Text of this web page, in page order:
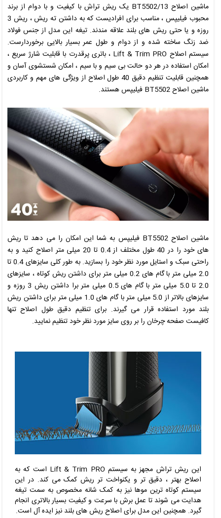
ماشین اصلاح BT5502/13 یک ریش تراش با کیفیت و با دوام از برند
محبوب فیلیپس
، مناسب برای افرادیست که به داشتن ته ریش ، ریش 3
روزه و یا حتی ریش های بلند علاقه مندند. تیغه این مدل از جنس فولاد
ضد زنگ ساخته شده و از دوام و طول عمر بسیار بالایی برخوردارست.
سیستم اصلاح Lift & Trim PRO ، باتری پرقدرت با قابلیت شارژ سریع ،
امکان استفاده در هر دو حالت بی سیم و با سیم ، امکان شستشوی آسان و
همچنین قابلیت تنظیم دقیق 40 طول اصلاح از ویژگی های مهم و کاربردی
ماشین اصلاحBT5502 فیلیپسهستند.
ماشین اصلاحBT5502 فیلیپس به شما این امکان را می دهد تا ریش
های خود را در 40 طول مختلف از 0.4 تا 20 میلی متر اصلاح کنید و به
را
حتی سبک و استایل مورد نظر خود را بسازید. به طور کلی سایزهای 0.4 تا
2.0 میلی متر با گام های 0.2 میلی متر برای داشتن ریش کوتاه ، سایزهای
2.0 تا 5.0 میلی متر با گام های 0.5 میلی متر برا داشتن ریش 3 روزه و
سایزهای بالاتر از 5.0 میلی متر با گام های 1.0 میلی متر برای داشتن ریش
بلند مورد استفاده قرار می گیرند. برای تنظیم دقیق طول اصلاح تنها
کافیست صفحه چرخان را بر روی سایز مورد نظر خود تنظیم نمایید.
این ریش تراش مجهز به سیستم Lift & Trim PRO است که به
اصلاح بهتر ، دقیق تر و یکنواخت تر ریش کمک می کند. در این
سیستم کوتاه ترین موها نیز به کمک شانه مخصوص به سمت تیغه
هدایت می شوند تا عمل برش با سرعت و کیفیت بسیار بالاتری انجام
گیرد. همچنین این مدل برای اصلاح ریش های بلند نیز ایده آل است.